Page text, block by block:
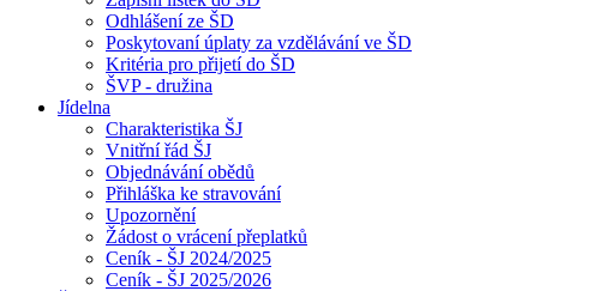
Odhlášení ze ŠD
Poskytovaní úplaty za vzdělávání ve ŠD
Kritéria pro přijetí do ŠD
ŠVP - družina
Jídelna
Charakteristika ŠJ
Vnitřní řád ŠJ
Objednávání obědů
Přihláška ke stravování
Upozornění
Žádost o vrácení přeplatků
Ceník - ŠJ 2024/2025
Ceník - ŠJ 2025/2026